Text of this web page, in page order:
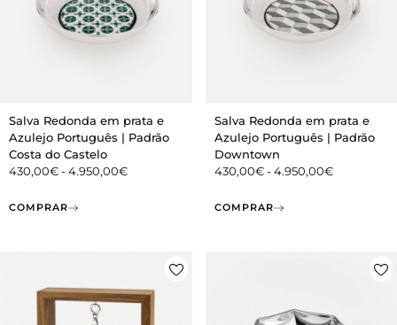
Salva Redonda em prata e
Azulejo Português | Padrão
Costa do Castelo
430,00€-4.950,00€
COMPRAR
Salva Redonda em prata e
Azulejo Português | Padrão
Downtown
430,00€-4.950,00€
COMPRAR